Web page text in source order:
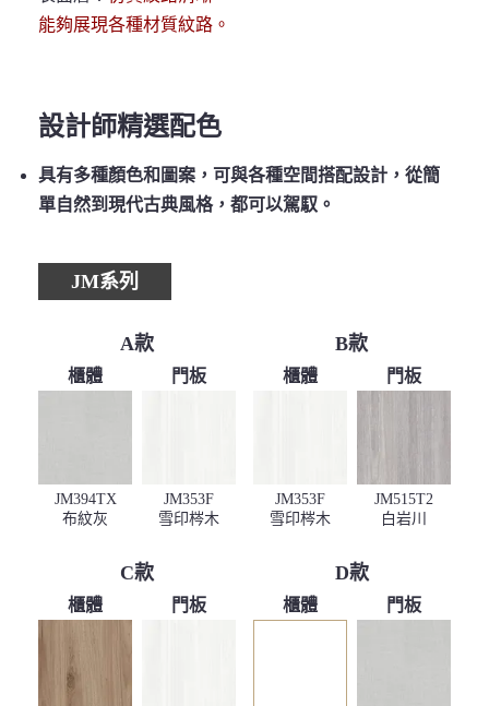
能夠展現各種材質紋路。
設計師精選配色
具有多種顏色和圖案，可與各種空間搭配設計，從簡
單自然到現代古典風格，都可以駕馭。
JM系列
A款
櫃體
JM394TX
布紋灰
門板
JM353F
雪印梣木
B款
櫃體
JM353F
雪印梣木
門板
JM515T2
白岩川
C款
櫃體 門板
D款
櫃體 門板